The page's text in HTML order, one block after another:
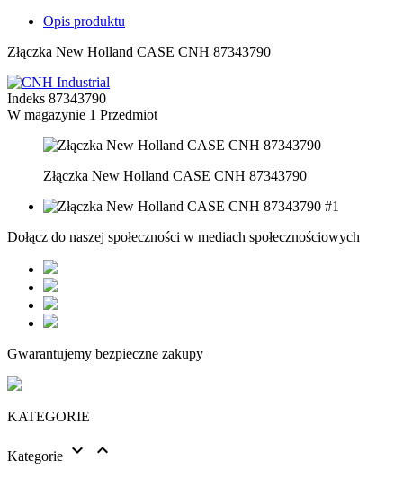
Opis produktu
Złączka New Holland CASE CNH 87343790
Indeks 87343790
W magazynie 1 Przedmiot
Złączka New Holland CASE CNH 87343790
Dołącz do naszej społeczności w mediach społecznościowych
Gwarantujemy bezpieczne zakupy
KATEGORIE
Kategorie  